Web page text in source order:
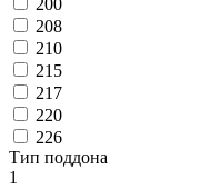
200
208
210
215
217
220
226
Тип поддона
1